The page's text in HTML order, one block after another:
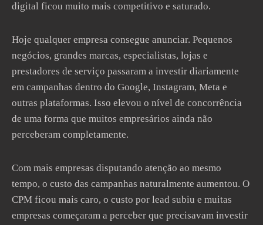
digital ficou muito mais competitivo e saturado.
Hoje qualquer empresa consegue anunciar. Pequenos
negócios, grandes marcas, especialistas, lojas e
prestadores de serviço passaram a investir diariamente
em campanhas dentro do Google, Instagram, Meta e
outras plataformas. Isso elevou o nível de concorrência
de uma forma que muitos empresários ainda não
perceberam completamente.
Com mais empresas disputando atenção ao mesmo
tempo, o custo das campanhas naturalmente aumentou. O
CPM ficou mais caro, o custo por lead subiu e muitas
empresas começaram a perceber que precisavam investir